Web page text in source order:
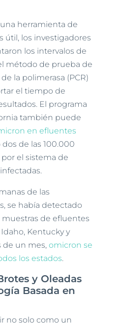
herramienta de
útil, los investigadores
los intervalos de
método de prueba de
la polimerasa (PCR)
el tiempo de
El programa
también puede
en efluentes
de las 100.000
el sistema de
de las
se había detectado
de efluentes
Kentucky y
de un mes, omicron se
los estados.
y Oleadas
Basada en
no solo como un